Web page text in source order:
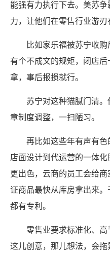
能强有力执行下去。美苏
力，让他们在零售行业游刃
比如家乐福被苏宁收
有个不成文的规矩，闭店
拿，事后报损就行。
苏宁对这种猫腻门清
章制度调整，一扫陋习。
再比如这些年有声有
店面设计到代运营的一体
更出色，云商的员工会给
证商品最快从库房拿出来
都有专利。
零售业要求标准化、高
这儿创意，那儿想法，会拖